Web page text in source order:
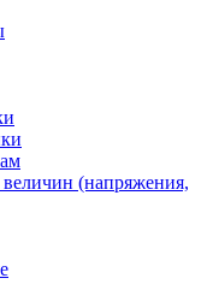
(напряжения,